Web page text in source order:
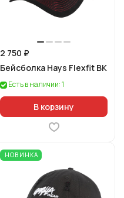
2 750 ₽
Бейсболка Hays Flexfit BK
Есть в наличии: 1
В корзину
НОВИНКА